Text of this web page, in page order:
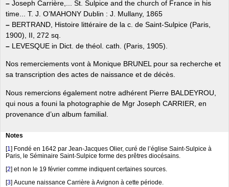
– Joseph Carrière,... St. Sulpice and the church of France in his
time... T. J. O’MAHONY Dublin : J. Mullany, 1865
– BERTRAND, Histoire littéraire de la c. de Saint-Sulpice (Paris,
1900), II, 272 sq.
– LEVESQUE in Dict. de théol. cath. (Paris, 1905).
Nos remerciements vont à Monique BRUNEL pour sa recherche et
sa transcription des actes de naissance et de décès.
Nous remercions également notre adhérent Pierre BALDEYROU,
qui nous a founi la photographie de Mgr Joseph CARRIER, en
provenance d’un album familial.
Notes
[1] Fondé en 1642 par Jean-Jacques Olier, curé de l’église Saint-Sulpice à
Paris, le Séminaire Saint-Sulpice forme des prêtres diocésains.
[2] et non le 19 février comme indiquent certaines sources.
[3] Aucune naissance Carrière à Avignon à cette période.